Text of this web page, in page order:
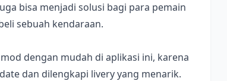
bisa menjadi solusi bagi para pemain
sebuah kendaraan.
dengan mudah di aplikasi ini, karena
dan dilengkapi livery yang menarik.